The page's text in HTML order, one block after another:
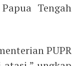
Tengah
PUPR